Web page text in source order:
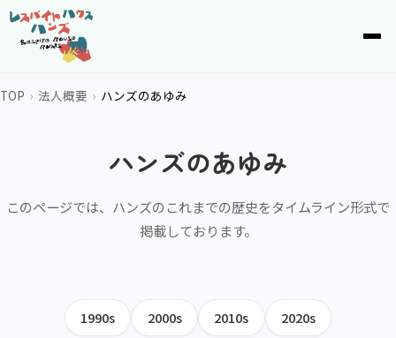
top
TOP 法人概要 ハンズのあゆみ
ハンズのあゆみ
このページでは、ハンズのこれまでの歴史をタイムライン形式で
掲載しております。
1990s 2000s 2010s 2020s